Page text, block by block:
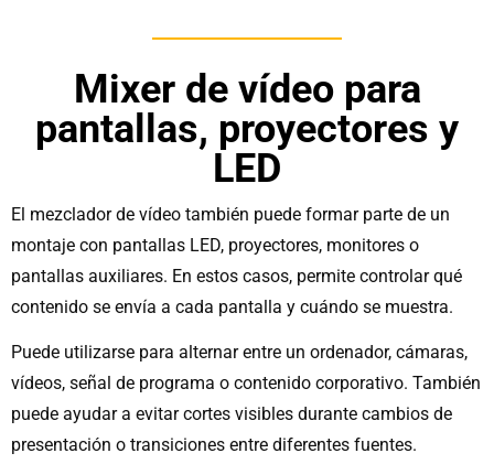
Mixer de vídeo para
pantallas, proyectores y
LED
El mezclador de vídeo también puede formar parte de un
montaje con pantallas LED, proyectores, monitores o
pantallas auxiliares. En estos casos, permite controlar qué
contenido se envía a cada pantalla y cuándo se muestra.
Puede utilizarse para alternar entre un ordenador, cámaras,
vídeos, señal de programa o contenido corporativo. También
puede ayudar a evitar cortes visibles durante cambios de
presentación o transiciones entre diferentes fuentes.